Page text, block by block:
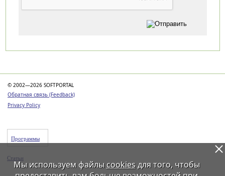
© 2002—2026 SOFTPORTAL
Обратная связь (Feedback)
Privacy Policy
Программы
Статьи
Мы используем файлы cookiesдля того, чтобы